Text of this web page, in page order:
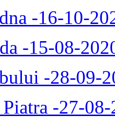
-16-10-
-15-08-
-28-09-
-27-08-